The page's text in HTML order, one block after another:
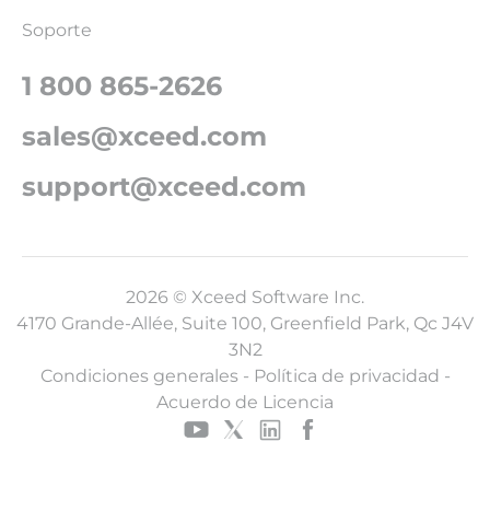
Soporte
1 800 865-2626
sales@xceed.com
support@xceed.com
2026 © Xceed Software Inc.
4170 Grande-Allée, Suite 100, Greenfield Park, Qc J4V
3N2
Condiciones generales- Política de privacidad -
Acuerdo de Licencia